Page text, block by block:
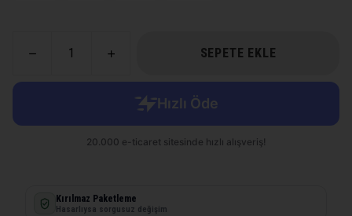
SEPETE EKLE
Kırılmaz Paketleme
Hasarlıysa sorgusuz değişim